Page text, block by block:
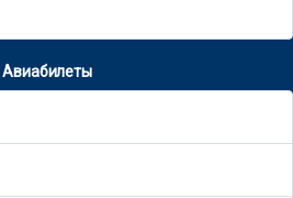
Авиабилеты